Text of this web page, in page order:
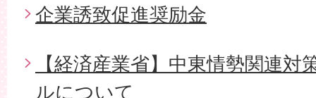
企業誘致促進奨励金
【経済産業省】中東情勢関連
ルについて